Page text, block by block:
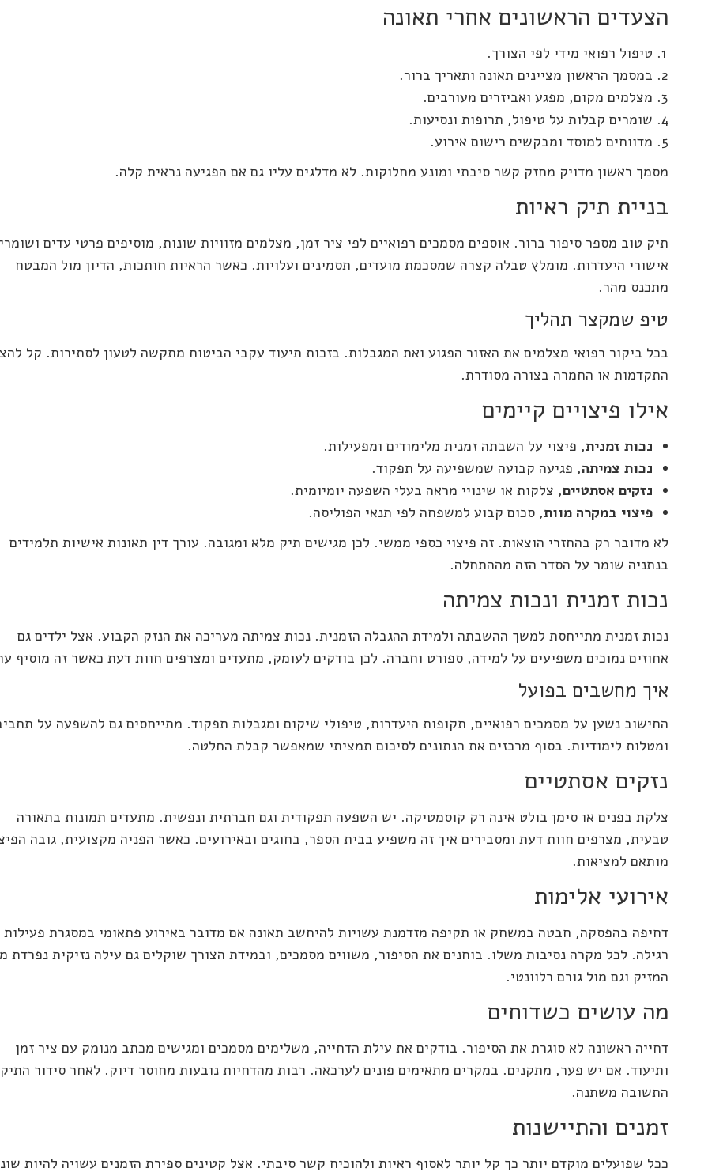
הצעדים הראשונים אחרי תאונה
טיפול רפואי מידי לפי הצורך.
במסמך הראשון מציינים תאונה ותאריך ברור.
מצלמים מקום, מפגע ואביזרים מעורבים.
שומרים קבלות על טיפול, תרופות ונסיעות.
מדווחים למוסד ומבקשים רישום אירוע.
מסמך ראשון מדויק מחזק קשר סיבתי ומונע מחלוקות. לא מדלגים עליו גם אם הפגיעה נראית קלה.
בניית תיק ראיות
תיק טוב מספר סיפור ברור. אוספים מסמכים רפואיים לפי ציר זמן, מצלמים מזוויות שונות, מוסיפים פרטי עדים
אישורי היעדרות. מומלץ טבלה קצרה שמסכמת מועדים, תסמינים ועלויות. כאשר הראיות חותכות, הדיון מול המבטח
מתכנס מהר.
טיפ שמקצר תהליך
בכל ביקור רפואי מצלמים את האזור הפגוע ואת המגבלות. בזכות תיעוד עקבי הביטוח מתקשה לטעון לסתירות. קל
התקדמות או החמרה בצורה מסודרת.
אילו פיצויים קיימים
נכות זמנית, פיצוי על השבתה זמנית מלימודים ומפעילות.
נכות צמיתה, פגיעה קבועה שמשפיעה על תפקוד.
נזקים אסתטיים, צלקות או שינויי מראה בעלי השפעה יומיומית.
פיצוי במקרה מוות, סכום קבוע למשפחה לפי תנאי הפוליסה.
לא מדובר רק בהחזרי הוצאות. זה פיצוי כספי ממשי. לכן מגישים תיק מלא ומגובה. עורך דין תאונות אישיות תלמידים
בנתניה שומר על הסדר הזה מההתחלה.
נכות זמנית ונכות צמיתה
נכות זמנית מתייחסת למשך ההשבתה ולמידת ההגבלה הזמנית. נכות צמיתה מעריכה את הנזק הקבוע. אצל ילדים גם
אחוזים נמוכים משפיעים על למידה, ספורט וחברה. לכן בודקים לעומק, מתעדים ומצרפים חוות דעת כאשר זה מוסיף
איך מחשבים בפועל
החישוב נשען על מסמכים רפואיים, תקופות היעדרות, טיפולי שיקום ומגבלות תפקוד. מתייחסים גם להשפעה על
ומטלות לימודיות. בסוף מרכזים את הנתונים לסיכום תמציתי שמאפשר קבלת החלטה.
נזקים אסתטיים
צלקת בפנים או סימן בולט אינה רק קוסמטיקה. יש השפעה תפקודית וגם חברתית ונפשית. מתעדים תמונות בתאורה
טבעית, מצרפים חוות דעת ומסבירים איך זה משפיע בבית הספר, בחוגים ובאירועים. כאשר הפניה מקצועית, גובה
מותאם למציאות.
אירועי אלימות
דחיפה בהפסקה, חבטה במשחק או תקיפה מזדמנת עשויות להיחשב תאונה אם מדובר באירוע פתאומי במסגרת פעילות
רגילה. לכל מקרה נסיבות משלו. בוחנים את הסיפור, משווים מסמכים, ובמידת הצורך שוקלים גם עילה נזיקית נפרדת
המזיק וגם מול גורם רלוונטי.
מה עושים כשדוחים
דחייה ראשונה לא סוגרת את הסיפור. בודקים את עילת הדחייה, משלימים מסמכים ומגישים מכתב מנומק עם ציר זמן
ותיעוד. אם יש פער, מתקנים. במקרים מתאימים פונים לערכאה. רבות מהדחיות נובעות מחוסר דיוק. לאחר סידור
התשובה משתנה.
זמנים והתיישנות
ככל שפועלים מוקדם יותר כך קל יותר לאסוף ראיות ולהוכיח קשר סיבתי. אצל קטינים ספירת הזמנים עשויה להיות